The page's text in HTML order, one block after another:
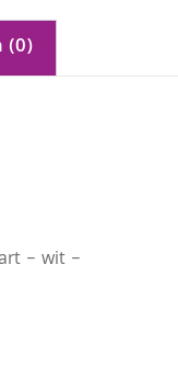
(0)
– wit –